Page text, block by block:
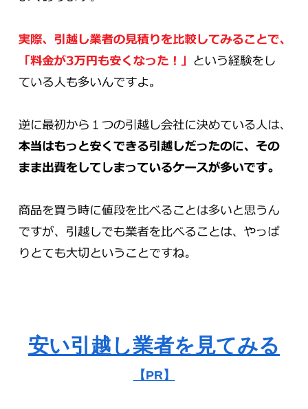
安い引越し業者を見てみる
【PR】